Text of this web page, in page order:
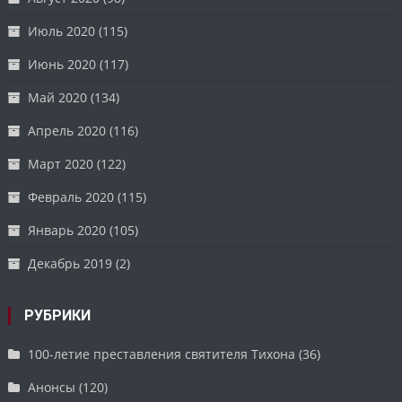
Июль 2020 (115)
Июнь 2020 (117)
Май 2020 (134)
Апрель 2020 (116)
Март 2020 (122)
Февраль 2020 (115)
Январь 2020 (105)
Декабрь 2019 (2)
РУБРИКИ
100-летие преставления святителя Тихона (36)
Анонсы (120)